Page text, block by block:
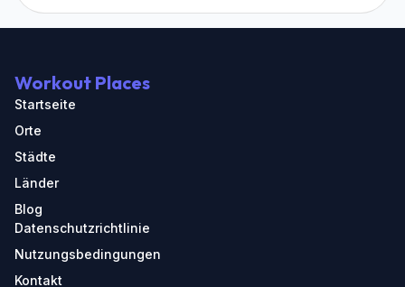
Workout Places
Startseite
Orte
Städte
Länder
Blog
Datenschutzrichtlinie
Nutzungsbedingungen
Kontakt